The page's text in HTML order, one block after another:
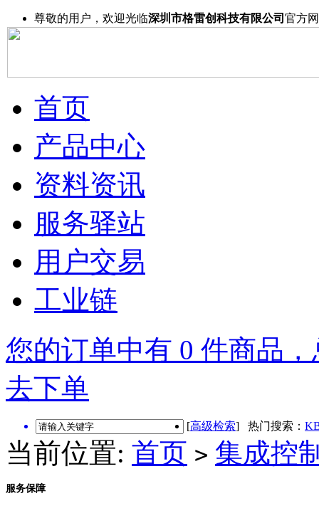
尊敬的用户，欢迎光临深圳市格雷创科技有限公司 官方
首页
产品中心
资料资讯
服务驿站
用户交易
工业链
您的订单中有 0 件商品
去下单
[高级检索] 热门搜索：
当前位置: 首页 > 集成控
服务保障